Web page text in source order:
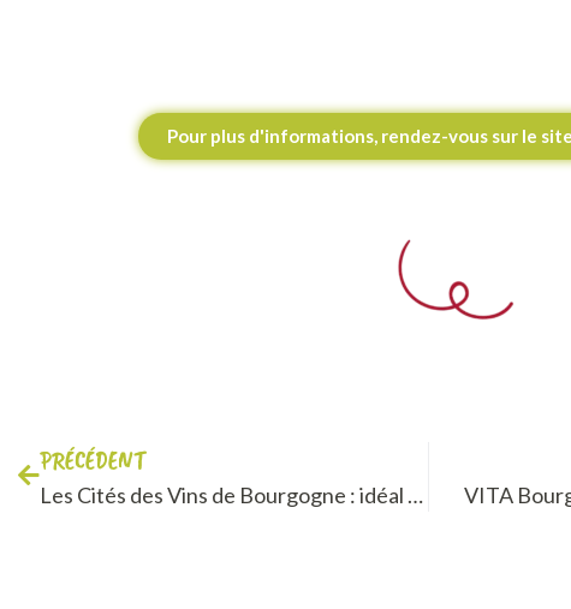
Pour plus d'informations, rendez-vous sur le
PRÉCÉDENT
Les Cités des Vins de Bourgogne : idéal pour les familles VITA